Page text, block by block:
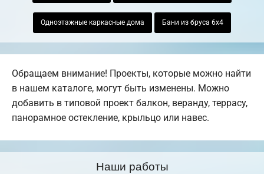
Одноэтажные каркасные дома Бани из бруса 6х4
Обращаем внимание! Проекты, которые можно найти
в нашем каталоге, могут быть изменены. Можно
добавить в типовой проект балкон, веранду, террасу,
панорамное остекление, крыльцо или навес.
Наши работы